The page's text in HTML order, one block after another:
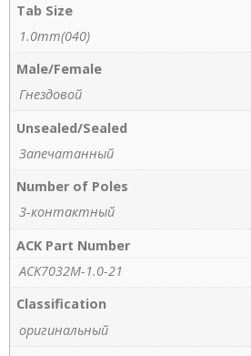
Tab Size
1.0mm(040)
Male/Female
Гнездовой
Unsealed/Sealed
Запечатанный
Number of Poles
3-контактный
ACK Part Number
ACK7032M-1.0-21
Classification
оригинальный